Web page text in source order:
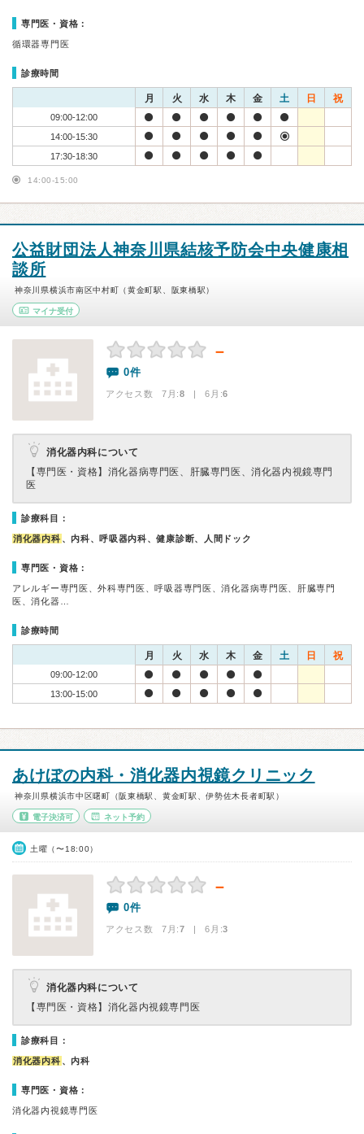
専門医・資格：
循環器専門医
診療時間
月 火 水 木 金 土 日 祝
09:00-12:00
14:00-15:30
17:30-18:30
14:00-15:00
公益財団法人神奈川県結核予防会中央健康相
談所
神奈川県横浜市南区中村町（黄金町駅、阪東橋駅）
マイナ受付
－
0件
アクセス数 7月:8 | 6月:6
消化器内科について
【専門医・資格】 消化器病専門医、肝臓専門医、消化器内視鏡専門
医
診療科目：
消化器内科 、内科、呼吸器内科、健康診断、人間ドック
専門医・資格：
アレルギー専門医、外科専門医、呼吸器専門医、消化器病専門医、肝臓専門
医、消化器…
診療時間
月 火 水 木 金 土 日 祝
09:00-12:00
13:00-15:00
あけぼの内科・消化器内視鏡クリニック
神奈川県横浜市中区曙町（阪東橋駅、黄金町駅、伊勢佐木長者町駅）
電子決済可 ネット予約
土曜（〜18:00）
－
0件
アクセス数 7月:7 | 6月:3
消化器内科について
【専門医・資格】 消化器内視鏡専門医
診療科目：
消化器内科 、内科
専門医・資格：
消化器内視鏡専門医